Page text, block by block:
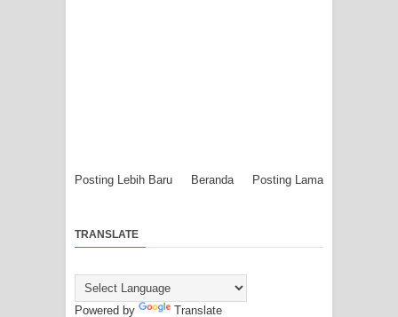
Posting Lebih Baru Posting Lama
Beranda
TRANSLATE
Powered by Translate